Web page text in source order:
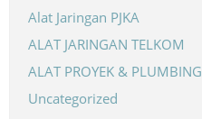
Alat Jaringan PJKA
ALAT JARINGAN TELKOM
ALAT PROYEK & PLUMBING
Uncategorized